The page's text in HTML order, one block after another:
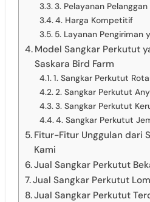
3. Pelayanan
4. Harga Kompetitif
5. Layanan Pengiriman
Model Sangkar Perkutut
Saskara Bird Farm
1. Sangkar Perkutut
2. Sangkar Perkutut
3. Sangkar Perkutut
4. Sangkar Perkutut
Fitur-Fitur Unggulan dari
Kami
Jual Sangkar Perkutut
Jual Sangkar Perkutut
Jual Sangkar Perkutut